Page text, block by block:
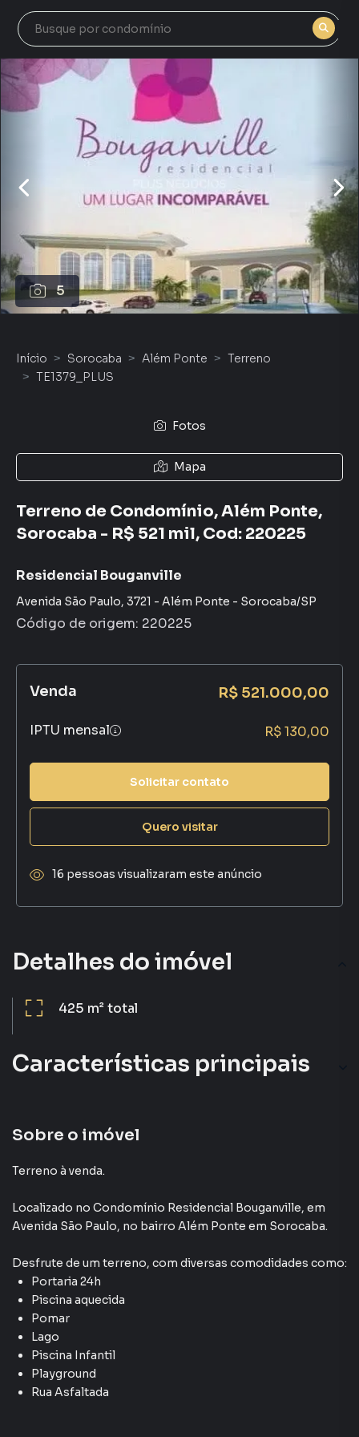
5
Detalhes do imóvel
425 m²total
Características principais
Sobre o imóvel
Terreno à venda.
Localizado no Condomínio Residencial Bouganville, em
Avenida São Paulo, no bairro Além Ponte em Sorocaba.
Desfrute de um terreno, com diversas comodidades como:
Portaria 24h
Piscina aquecida
Pomar
Lago
Piscina Infantil
Playground
Rua Asfaltada
Início Sorocaba Além Ponte
Terreno
TE1379_PLUS
Fotos
Mapa
Terreno de Condomínio, Além Ponte,
Sorocaba - R$ 521 mil, Cod: 220225
Residencial Bouganville
Avenida São Paulo, 3721 - Além Ponte - Sorocaba/SP
Código de origem: 220225
Venda R$ 521.000,00
IPTU mensal R$ 130,00
Solicitar contato
Quero visitar
16 pessoas visualizaram este anúncio